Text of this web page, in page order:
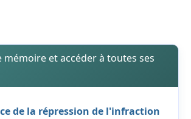
mémoire et accéder à toutes ses
de la répression de l'infraction